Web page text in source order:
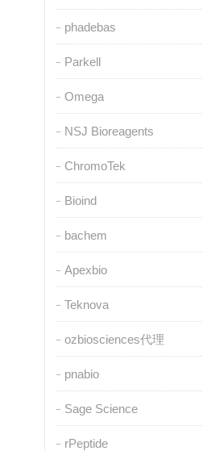
phadebas
Parkell
Omega
NSJ Bioreagents
ChromoTek
Bioind
bachem
Apexbio
Teknova
ozbiosciences代理
pnabio
Sage Science
rPeptide